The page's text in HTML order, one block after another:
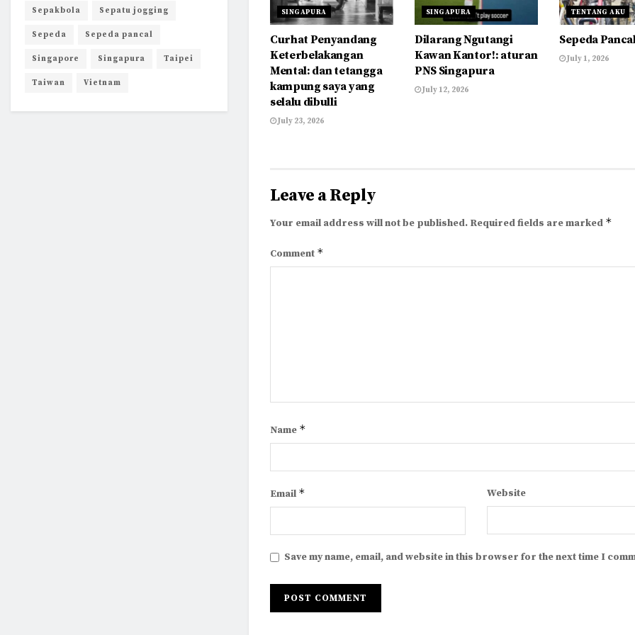
SINGAPURA
Curhat Penyandang
Keterbelakangan
Mental: dan tetangga
kampung saya yang
selalu dibulli
July 23, 2026
SINGAPURA
Dilarang Ngutangi
Kawan Kantor!: aturan
PNS Singapura
July 12, 2026
TENTANG AKU
Sepeda
July 1, 2026
Leave a Reply
Your email address will not be published. Required fields are marked *
Comment *
Name *
Email * Website
Save my name, email, and website in this browser for the next time I
Sepakbola Sepatu jogging
Sepeda Sepeda pancal
Singapore Singapura Taipei
Taiwan Vietnam